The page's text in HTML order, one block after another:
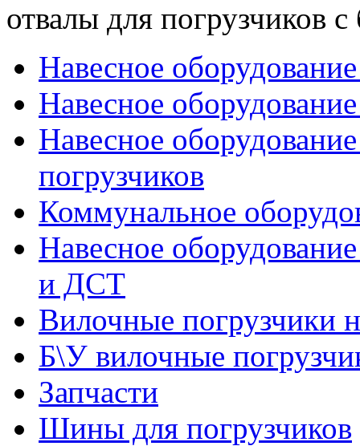
отвалы для погрузчиков
Навесное
Навесное
Навесное
погрузчиков
Коммунальное
Навесное
и ДСТ
Вилочные погрузчики
Б\У вилочные
Запчасти
Шины для погрузчиков